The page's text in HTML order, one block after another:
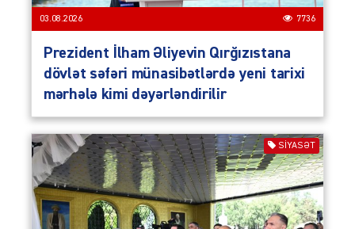
03.08.2026 7736
Prezident İlham Əliyevin Qırğızıstana
dövlət səfəri münasibətlərdə yeni tarixi
mərhələ kimi dəyərləndirilir
SIYASƏT